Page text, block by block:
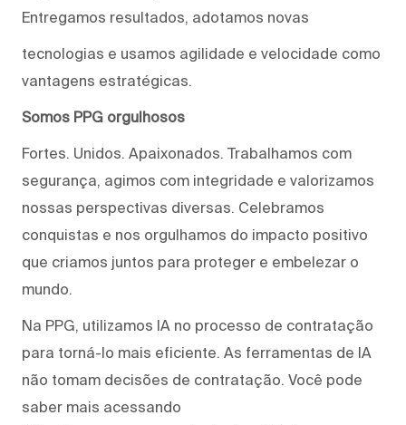
Entregamos resultados, adotamos novas
tecnologias e usamos agilidade e velocidade como
vantagens estratégicas.
Somos PPG orgulhosos
Fortes. Unidos. Apaixonados. Trabalhamos com
segurança, agimos com integridade e valorizamos
nossas perspectivas diversas. Celebramos
conquistas e nos orgulhamos do impacto positivo
que criamos juntos para proteger e embelezar o
mundo.
Na PPG, utilizamos IA no processo de contratação
para torná-lo mais eficiente. As ferramentas de IA
não tomam decisões de contratação. Você pode
saber mais acessando